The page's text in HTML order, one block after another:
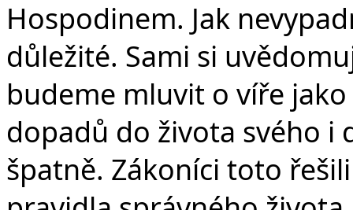
Hospodinem. Jak
důležité. Sami si
budeme mluvit o víře
dopadů do života svého i
špatně. Zákoníci toto